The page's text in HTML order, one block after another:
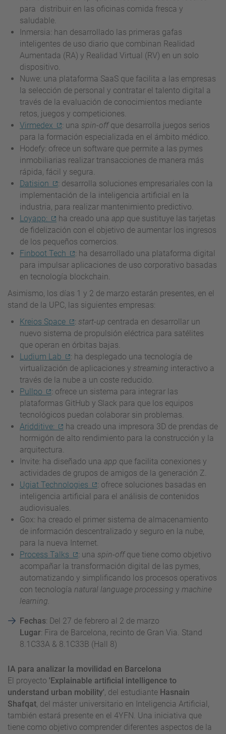
para distribuir en las oficinas comida fresca y
saludable.
Inmersia: han desarrollado las primeras gafas
inteligentes de uso diario que combinan Realidad
Aumentada (RA) y Realidad Virtual (RV) en un solo
dispositivo.
Nuwe: una plataforma SaaS que facilita a las empresas
la selección de personal y contratar el talento digital a
través de la evaluación de conocimientos mediante
retos, juegos y competiciones.
Virmedex
: una spin-offque desarrolla juegos serios
para la formación especializada en el ámbito médico.
Hodefy: ofrece un software que permite a las pymes
inmobiliarias realizar transacciones de manera más
rápida, fácil y segura.
Datision
: desarrolla soluciones empresariales con la
implementación de la inteligencia artificial en la
industria, para realizar mantenimiento predictivo.
Loyapp:
ha creado una app que sustituye las tarjetas
de fidelización con el objetivo de aumentar los ingresos
de los pequeños comercios.
Finboot Tech
: ha desarrollado una plataforma digital
para impulsar aplicaciones de uso corporativo basadas
en tecnología blockchain.
Asimismo, los días 1 y 2 de marzo estarán presentes, en el
stand de la UPC, las siguientes empresas:
Kreios Space
: start-up centrada en desarrollar un
nuevo sistema de propulsión eléctrica para satélites
que operan en órbitas bajas.
Ludium Lab
: ha desplegado una tecnología de
virtualización de aplicaciones y streaming interactivo a
través de la nube a un coste reducido.
Pullpo
: ofrece un sistema para integrar las
plataformas GitHub y Slack para que los equipos
tecnológicos puedan colaborar sin problemas.
Aridditive:
ha creado una impresora 3D de prendas de
hormigón de alto rendimiento para la construcción y la
arquitectura.
Invite: ha diseñado una app que facilita conexiones y
actividades de grupos de amigos de la generación Z.
Ugiat Technologies
: ofrece soluciones basadas en
inteligencia artificial para el análisis de contenidos
audiovisuales.
Gox: ha creado el primer sistema de almacenamiento
de información descentralizado y seguro en la nube,
para la nueva Internet.
Process Talks
: una spin-offque tiene como objetivo
acompañar la transformación digital de las pymes,
automatizando y simplificando los procesos operativos
con tecnología natural language processing y machine
learning.
Fechas: Del 27 de febrero al 2 de marzo
Lugar: Fira de Barcelona, recinto de Gran Via. Stand
8.1C33A & 8.1C33B (Hall 8)
IA para analizar la movilidad en Barcelona
El proyecto 'Explainable artificial intelligence to
understand urban mobility', del estudiante Hasnain
Shafqat, del máster universitario en Inteligencia Artificial,
también estará presente en el 4YFN. Una iniciativa que
tiene como objetivo comprender diferentes aspectos de la